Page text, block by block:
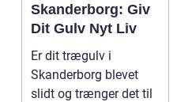
Skanderborg: Giv
Dit Gulv Nyt Liv
Er dit trægulv i
Skanderborg blevet
slidt og trænger det til